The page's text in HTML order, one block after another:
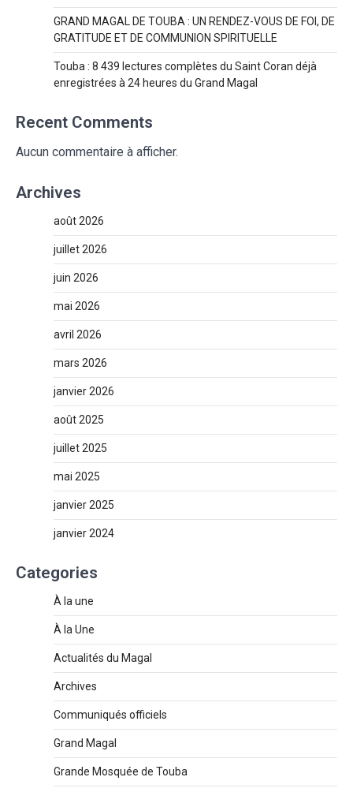
GRAND MAGAL DE TOUBA : UN RENDEZ-VOUS DE FOI, DE
GRATITUDE ET DE COMMUNION SPIRITUELLE
Touba : 8 439 lectures complètes du Saint Coran déjà
enregistrées à 24 heures du Grand Magal
Recent Comments
Aucun commentaire à afficher.
Archives
août 2026
juillet 2026
juin 2026
mai 2026
avril 2026
mars 2026
janvier 2026
août 2025
juillet 2025
mai 2025
janvier 2025
janvier 2024
Categories
À la une
À la Une
Actualités du Magal
Archives
Communiqués officiels
Grand Magal
Grande Mosquée de Touba